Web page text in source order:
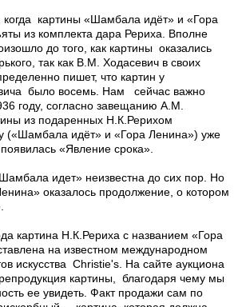
когда картины «Шамбала идёт» и «Гора
из комплекта дара Рериха. Вполне
до того, как картины оказались
так как В.М. Ходасевич в своих
пишет, что картин у
было восемь. Нам сейчас важно
году, согласно завещанию А.М.
из подаренных Н.К.Рерихом
(«Шамбала идёт» и «Гора Ленина») уже
«Явление срока».
идет» неизвестна до сих пор. Но
оказалось продолжение, о котором
картина Н.К.Рериха с названием «Гора
на известном международном
искусства Christie's. На сайте аукциона
картины, благодаря чему мы
ее увидеть. Факт продажи сам по